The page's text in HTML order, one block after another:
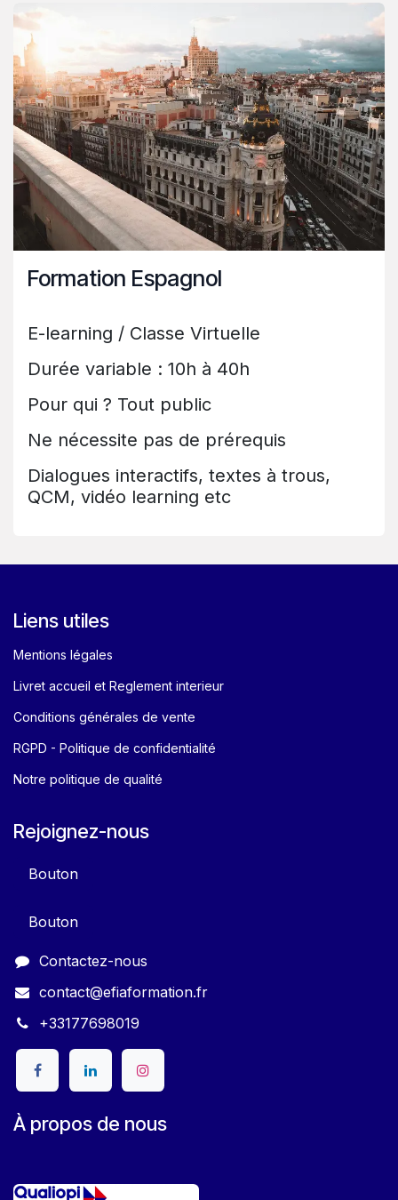
Formation Espagnol
E-learning / Classe Virtuelle
Durée variable : 10h à 40h
Pour qui ? Tout public
Ne nécessite pas de prérequis
Dialogues interactifs, textes à trous,
QCM, vidéo learning etc
Liens utiles
Mentions légales
Livret accueil et Reglement interieur
Conditions générales de vente
RGPD - Politique de confidentialité
Notre politique de qualité
Rejoignez-nous
Bouton
Bouton
Contactez-nous
contact@efiaformation.fr
+33177698019
À propos de nous